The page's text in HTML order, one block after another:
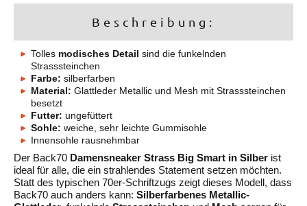
Beschreibung:
Tolles modisches Detail sind die funkelnden
Strasssteinchen
Farbe: silberfarben
Material: Glattleder Metallic und Mesh mit Strasssteinchen
besetzt
Futter: ungefüttert
Sohle: weiche, sehr leichte Gummisohle
Innensohle rausnehmbar
Der Back70 Damensneaker Strass Big Smart in Silber ist
ideal für alle, die ein strahlendes Statement setzen möchten.
Statt des typischen 70er-Schriftzugs zeigt dieses Modell, dass
Back70 auch anders kann: Silberfarbenes Metallic-